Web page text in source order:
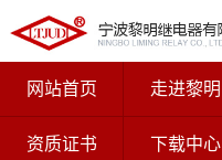
网站首页 走进黎明
资质证书 下载中心